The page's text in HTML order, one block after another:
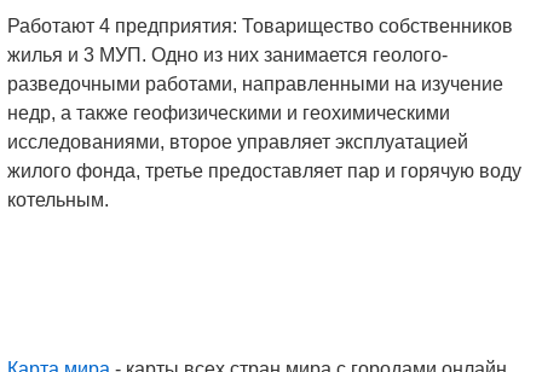
Работают 4 предприятия: Товарищество собственников
жилья и 3 МУП. Одно из них занимается геолого-
разведочными работами, направленными на изучение
недр, а также геофизическими и геохимическими
исследованиями, второе управляет эксплуатацией
жилого фонда, третье предоставляет пар и горячую воду
котельным.